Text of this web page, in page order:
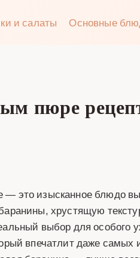
и салаты Основные
пюре
это изысканное блюдо
хрустящую
выбор для особого
впечатлит даже самых